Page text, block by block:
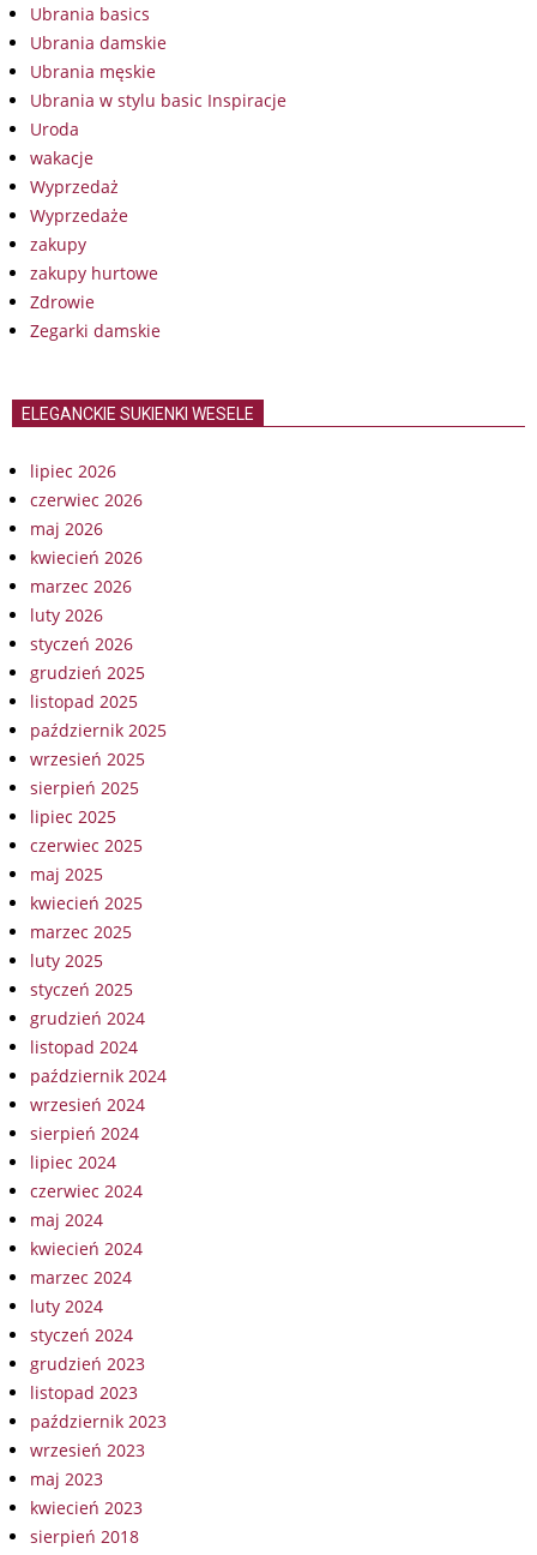
Ubrania basics
Ubrania damskie
Ubrania męskie
Ubrania w stylu basic Inspiracje
Uroda
wakacje
Wyprzedaż
Wyprzedaże
zakupy
zakupy hurtowe
Zdrowie
Zegarki damskie
ELEGANCKIE SUKIENKI WESELE
lipiec 2026
czerwiec 2026
maj 2026
kwiecień 2026
marzec 2026
luty 2026
styczeń 2026
grudzień 2025
listopad 2025
październik 2025
wrzesień 2025
sierpień 2025
lipiec 2025
czerwiec 2025
maj 2025
kwiecień 2025
marzec 2025
luty 2025
styczeń 2025
grudzień 2024
listopad 2024
październik 2024
wrzesień 2024
sierpień 2024
lipiec 2024
czerwiec 2024
maj 2024
kwiecień 2024
marzec 2024
luty 2024
styczeń 2024
grudzień 2023
listopad 2023
październik 2023
wrzesień 2023
maj 2023
kwiecień 2023
sierpień 2018